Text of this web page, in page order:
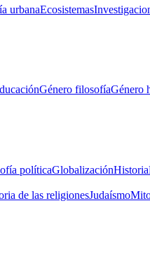
urbanaEcosistemas
Género filosofíaGénero
políticaGlobalizaciónHistoria
de las religionesJudaísmo